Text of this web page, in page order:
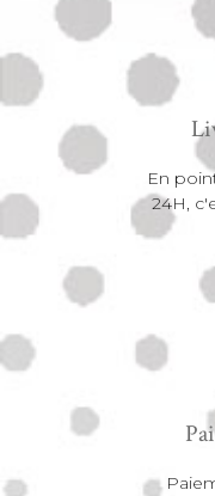
En
24H,